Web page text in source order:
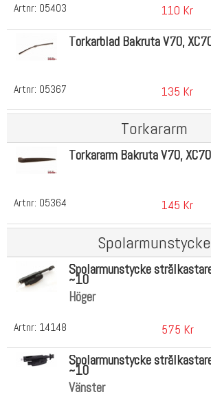
Artnr: 05403 110 Kr
Artnr: 05367
Torkarblad Bakruta V70,
135 Kr
Torkararm
Artnr: 05364
Torkararm Bakruta V70,
145 Kr
Spolarmunstycke
Artnr: 14148
Spolarmunstycke
~10
Höger
575 Kr
Spolarmunstycke
~10
Vänster